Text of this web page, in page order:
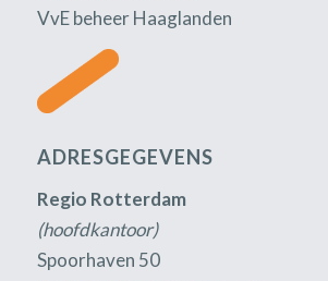
VvE beheer Haaglanden
ADRESGEGEVENS
Regio Rotterdam
(hoofdkantoor)
Spoorhaven 50